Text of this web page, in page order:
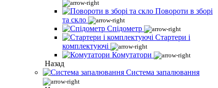
Повороти в зборі
та скло
Спідометр
Стартери і
комплектуючі
Комутатори
Назад
Система запалювання